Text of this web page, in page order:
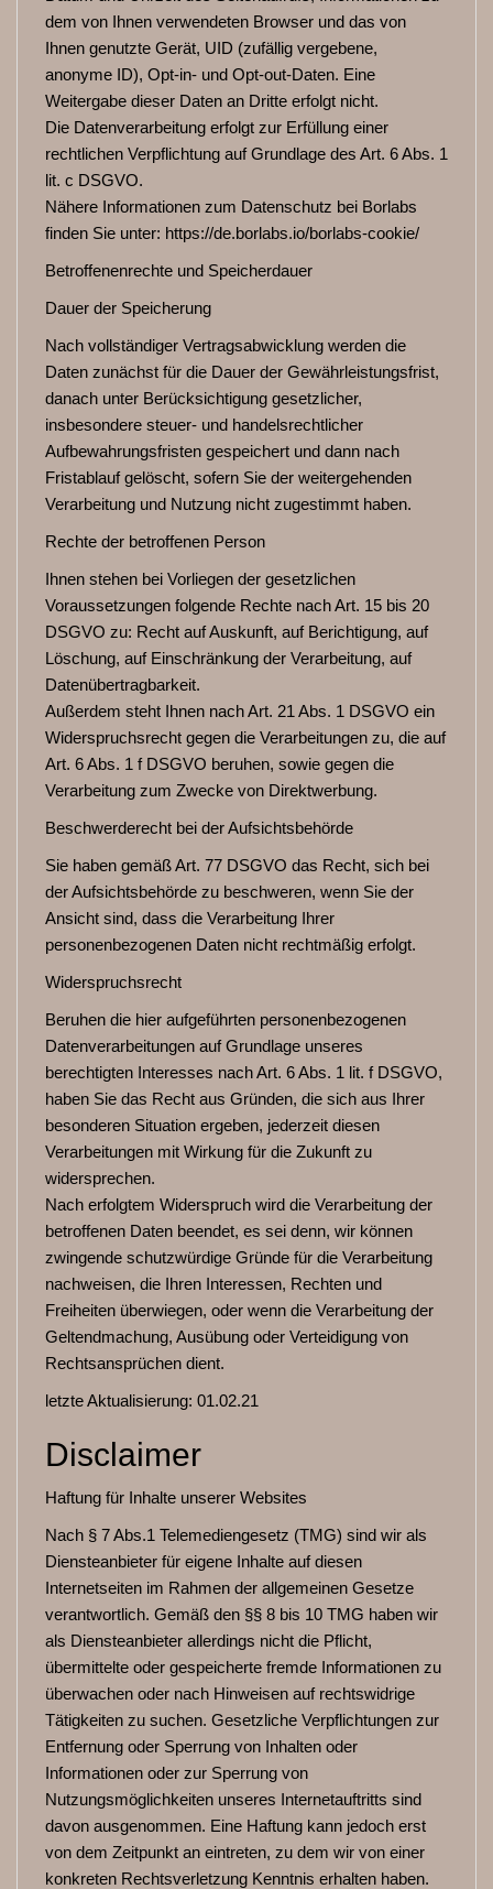
dem von Ihnen verwendeten Browser und das von
Ihnen genutzte Gerät, UID (zufällig vergebene,
anonyme ID), Opt-in- und Opt-out-Daten. Eine
Weitergabe dieser Daten an Dritte erfolgt nicht.
Die Datenverarbeitung erfolgt zur Erfüllung einer
rechtlichen Verpflichtung auf Grundlage des Art. 6 Abs. 1
lit. c DSGVO.
Nähere Informationen zum Datenschutz bei Borlabs
finden Sie unter: https://de.borlabs.io/borlabs-cookie/
Betroffenenrechte und Speicherdauer
Dauer der Speicherung
Nach vollständiger Vertragsabwicklung werden die
Daten zunächst für die Dauer der Gewährleistungsfrist,
danach unter Berücksichtigung gesetzlicher,
insbesondere steuer- und handelsrechtlicher
Aufbewahrungsfristen gespeichert und dann nach
Fristablauf gelöscht, sofern Sie der weitergehenden
Verarbeitung und Nutzung nicht zugestimmt haben.
Rechte der betroffenen Person
Ihnen stehen bei Vorliegen der gesetzlichen
Voraussetzungen folgende Rechte nach Art. 15 bis 20
DSGVO zu: Recht auf Auskunft, auf Berichtigung, auf
Löschung, auf Einschränkung der Verarbeitung, auf
Datenübertragbarkeit.
Außerdem steht Ihnen nach Art. 21 Abs. 1 DSGVO ein
Widerspruchsrecht gegen die Verarbeitungen zu, die auf
Art. 6 Abs. 1 f DSGVO beruhen, sowie gegen die
Verarbeitung zum Zwecke von Direktwerbung.
Beschwerderecht bei der Aufsichtsbehörde
Sie haben gemäß Art. 77 DSGVO das Recht, sich bei
der Aufsichtsbehörde zu beschweren, wenn Sie der
Ansicht sind, dass die Verarbeitung Ihrer
personenbezogenen Daten nicht rechtmäßig erfolgt.
Widerspruchsrecht
Beruhen die hier aufgeführten personenbezogenen
Datenverarbeitungen auf Grundlage unseres
berechtigten Interesses nach Art. 6 Abs. 1 lit. f DSGVO,
haben Sie das Recht aus Gründen, die sich aus Ihrer
besonderen Situation ergeben, jederzeit diesen
Verarbeitungen mit Wirkung für die Zukunft zu
widersprechen.
Nach erfolgtem Widerspruch wird die Verarbeitung der
betroffenen Daten beendet, es sei denn, wir können
zwingende schutzwürdige Gründe für die Verarbeitung
nachweisen, die Ihren Interessen, Rechten und
Freiheiten überwiegen, oder wenn die Verarbeitung der
Geltendmachung, Ausübung oder Verteidigung von
Rechtsansprüchen dient.
letzte Aktualisierung: 01.02.21
Disclaimer
Haftung für Inhalte unserer Websites
Nach § 7 Abs.1 Telemediengesetz (TMG) sind wir als
Diensteanbieter für eigene Inhalte auf diesen
Internetseiten im Rahmen der allgemeinen Gesetze
verantwortlich. Gemäß den §§ 8 bis 10 TMG haben wir
als Diensteanbieter allerdings nicht die Pflicht,
übermittelte oder gespeicherte fremde Informationen zu
überwachen oder nach Hinweisen auf rechtswidrige
Tätigkeiten zu suchen. Gesetzliche Verpflichtungen zur
Entfernung oder Sperrung von Inhalten oder
Informationen oder zur Sperrung von
Nutzungsmöglichkeiten unseres Internetauftritts sind
davon ausgenommen. Eine Haftung kann jedoch erst
von dem Zeitpunkt an eintreten, zu dem wir von einer
konkreten Rechtsverletzung Kenntnis erhalten haben.